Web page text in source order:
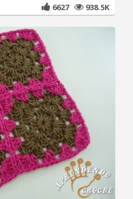
6627 938.5K